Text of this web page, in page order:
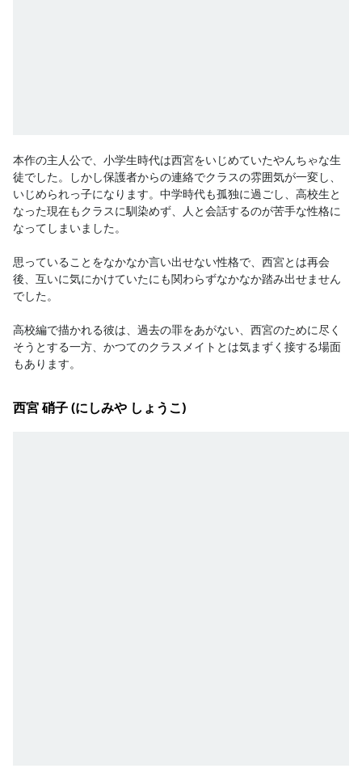
本作の主人公で、小学生時代は西宮をいじめていたやんちゃな生
徒でした。しかし保護者からの連絡でクラスの雰囲気が一変し、
いじめられっ子になります。中学時代も孤独に過ごし、高校生と
なった現在もクラスに馴染めず、人と会話するのが苦手な性格に
なってしまいました。
思っていることをなかなか言い出せない性格で、西宮とは再会
後、互いに気にかけていたにも関わらずなかなか踏み出せません
でした。
高校編で描かれる彼は、過去の罪をあがない、西宮のために尽く
そうとする一方、かつてのクラスメイトとは気まずく接する場面
もあります。
西宮 硝子 (にしみや しょうこ)